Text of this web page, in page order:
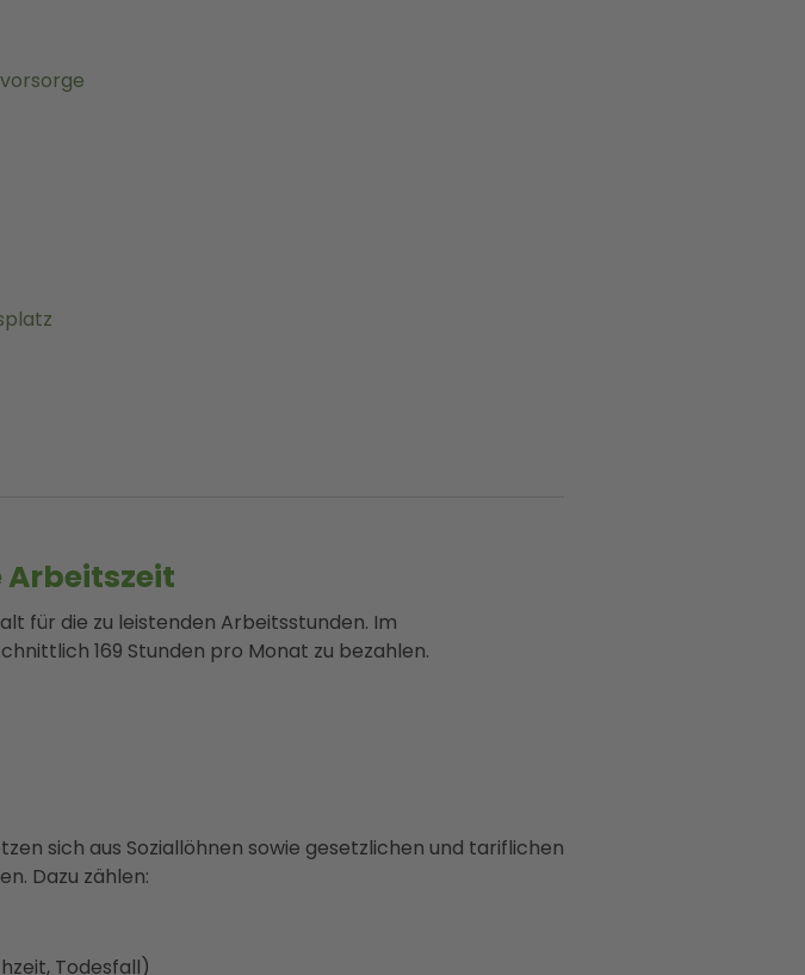
für die zu leistenden Arbeitsstunden. Im
169 Stunden pro Monat zu bezahlen.
sich aus Soziallöhnen sowie gesetzlichen und tariflichen
Dazu zählen:
Todesfall)